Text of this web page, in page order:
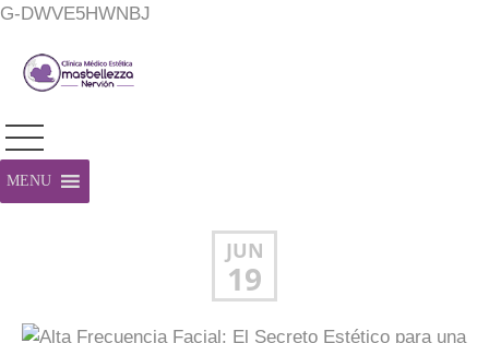
G-DWVE5HWNBJ
MENU
JUN
19